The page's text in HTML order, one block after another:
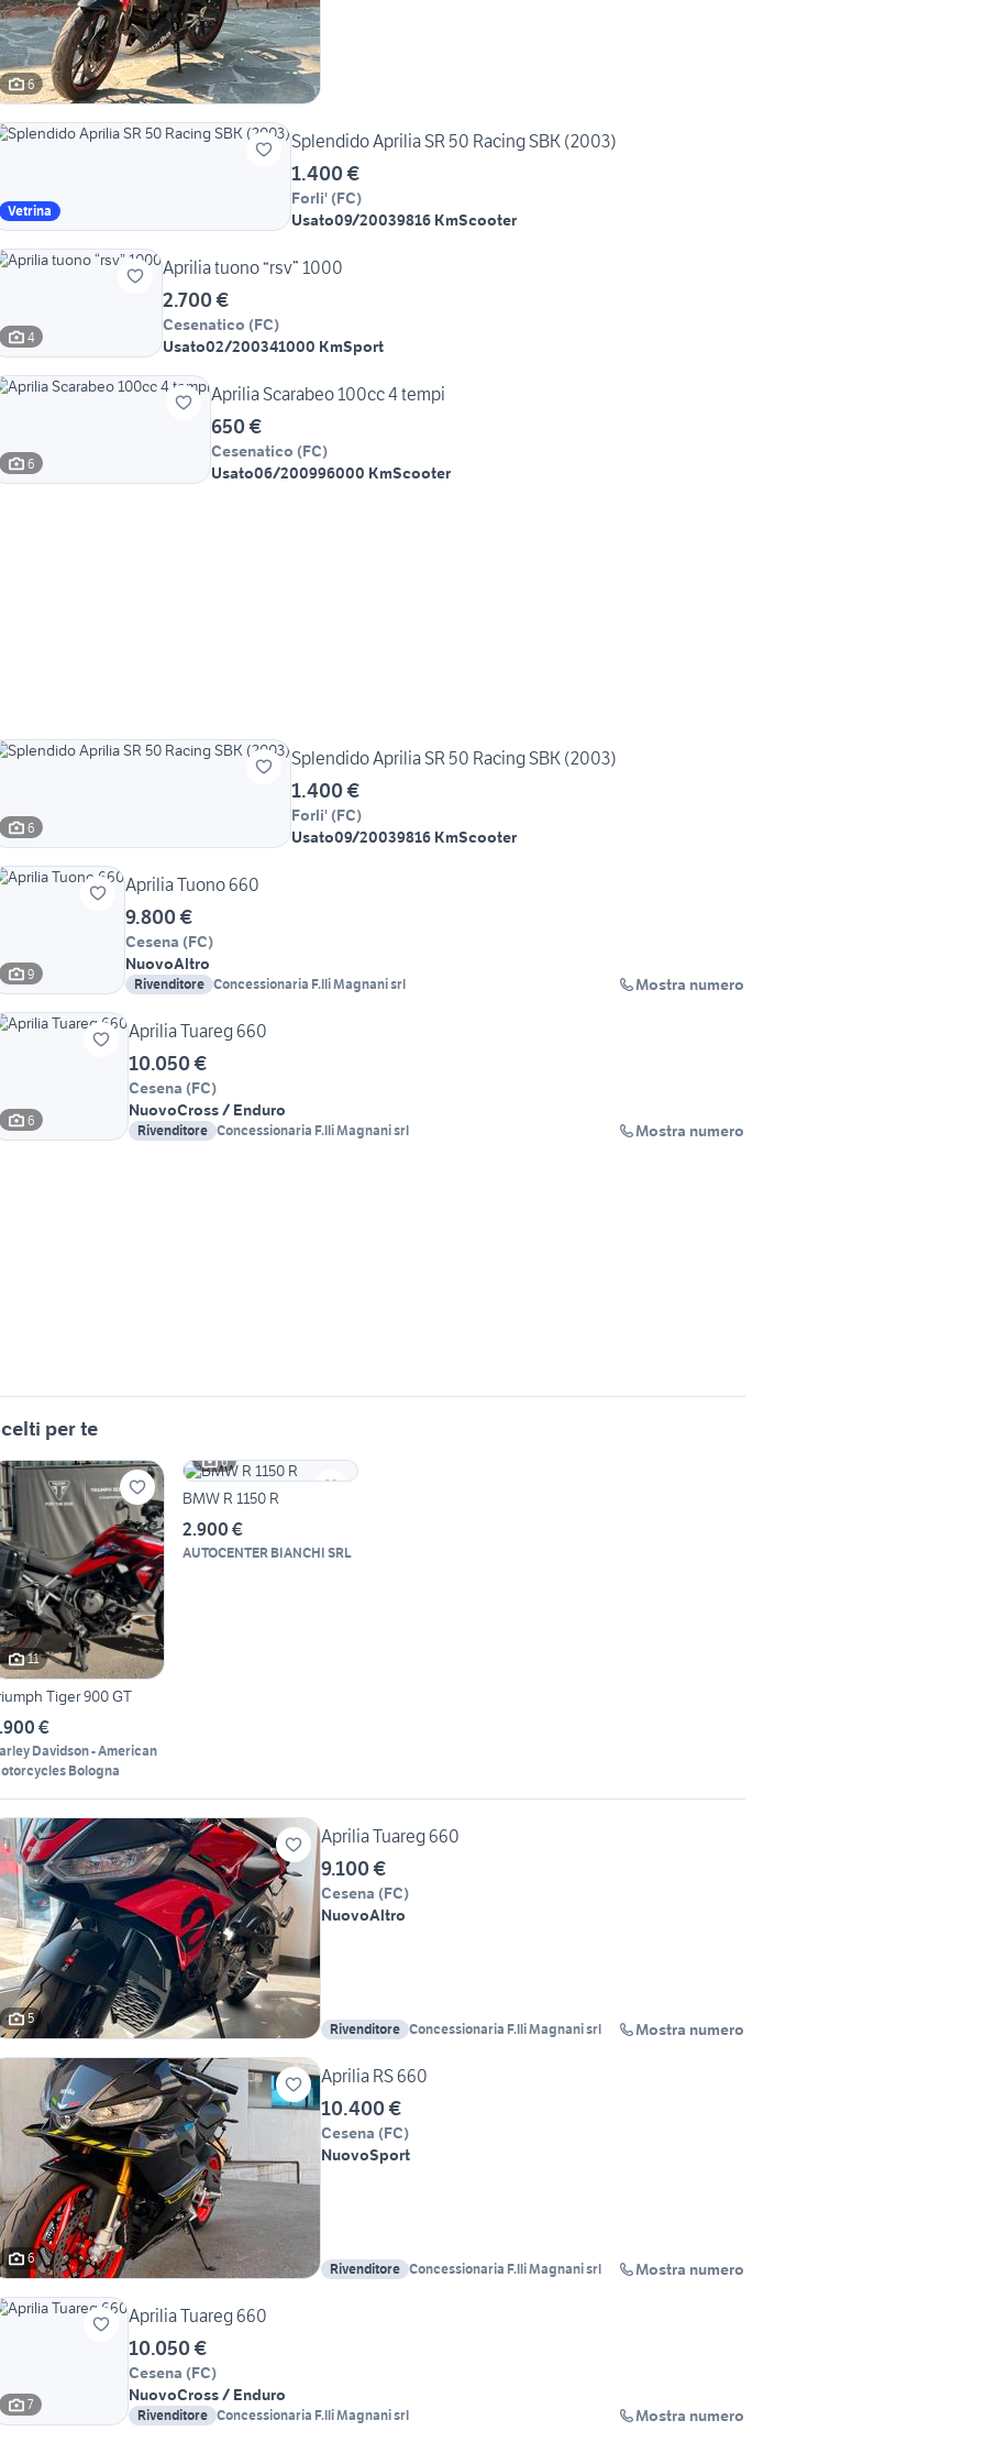
6
Vetrina
Splendido Aprilia SR 50 Racing SBK (2003)
1.400 €
Forli' (FC)
Usato09/20039816 KmScooter
4
Aprilia tuono “rsv” 1000
2.700 €
Cesenatico (FC)
Usato02/200341000 KmSport
6
Aprilia Scarabeo 100cc 4 tempi
650 €
Cesenatico (FC)
Usato06/200996000 KmScooter
6
Splendido Aprilia SR 50 Racing SBK (2003)
1.400 €
Forli' (FC)
Usato09/20039816 KmScooter
9
Aprilia Tuono 660
9.800 €
Cesena (FC)
NuovoAltro
Rivenditore Concessionaria F.lli Magnani srl Mostra numero
6
Aprilia Tuareg 660
10.050 €
Cesena (FC)
NuovoCross / Enduro
Rivenditore Concessionaria F.lli Magnani srl Mostra numero
per te
11
Tiger 900 GT
€
Davidson - American
Bologna
6
BMW R 1150 R
2.900 €
AUTOCENTER BIANCHI SRL
5
Aprilia Tuareg 660
9.100 €
Cesena (FC)
NuovoAltro
Rivenditore Concessionaria F.lli Magnani srl Mostra numero
6
Aprilia RS 660
10.400 €
Cesena (FC)
NuovoSport
Rivenditore Concessionaria F.lli Magnani srl Mostra numero
7
Aprilia Tuareg 660
10.050 €
Cesena (FC)
NuovoCross / Enduro
Rivenditore Concessionaria F.lli Magnani srl Mostra numero